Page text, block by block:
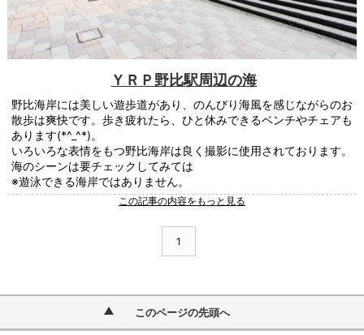
ＹＲＰ野比駅周辺の海
野比海岸には美しい遊歩道があり、のんびり海風を感じながらのお
散歩は爽快です。歩き疲れたら、ひと休みできるベンチやチェアも
あります(*^_^*)。
いろいろな表情をもつ野比海岸は良く撮影に使用されております。
海のシーンは要チェックしてみては
※遊泳できる海岸ではありません。
この記事の内容をもっと見る
1
このページの先頭へ